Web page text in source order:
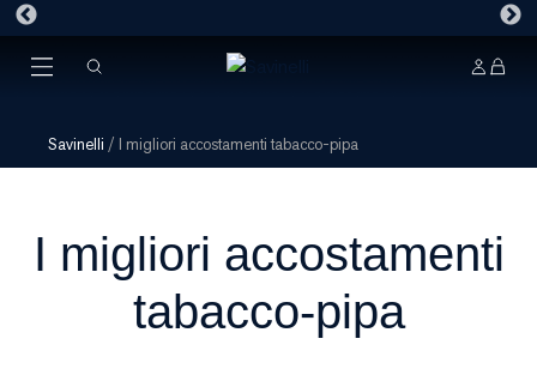
Savinelli / I migliori accostamenti tabacco-pipa
I migliori accostamenti
tabacco-pipa